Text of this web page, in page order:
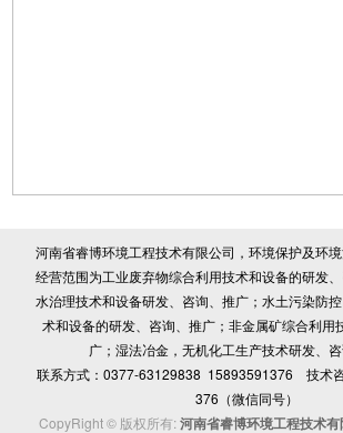
河南省睿博环境工程技术有限公司，环境保护及环
经营范围为工业废弃物综合利用技术和设备的研发
水治理技术和设备研发、咨询、推广；水土污染防
术和设备的研发、咨询、推广；非金属矿综合利用
广；湿法冶金，无机化工生产技术研发、咨
联系方式：0377-63129838 15893591376 技术
376（微信同号）
CopyRight © 版权所有: 河南省睿博环境工程技术有